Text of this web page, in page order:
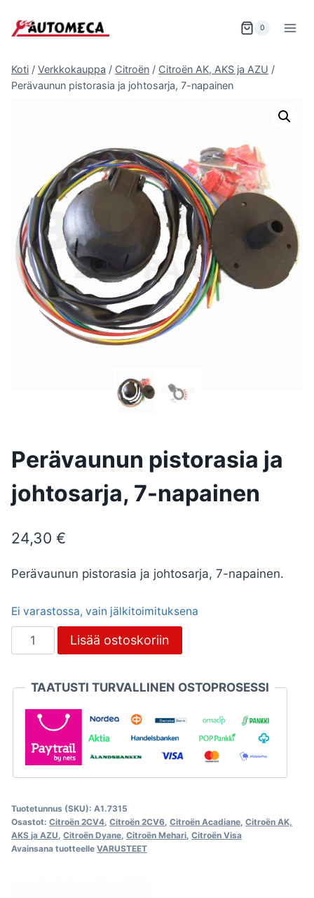
sisältöön
0
Koti / Verkkokauppa / Citroën / Citroën AK, AKS ja AZU /
Perävaunun pistorasia ja johtosarja, 7-napainen
Perävaunun pistorasia ja
johtosarja, 7-napainen
24,30 €
Perävaunun pistorasia ja johtosarja, 7-napainen.
Ei varastossa, vain jälkitoimituksena
Perävaunun
pistorasia
johtosarja,
napainen
määrä
Lisää ostoskoriin
TAATUSTI TURVALLINEN OSTOPROSESSI
Tuotetunnus (SKU): A1.7315
Osastot: Citroën 2CV4 Citroën 2CV6 Citroën Acadiane Citroën AK,
AKS ja AZU Citroën Dyane Citroën Mehari Citroën Visa
Avainsana tuotteelle VARUSTEET